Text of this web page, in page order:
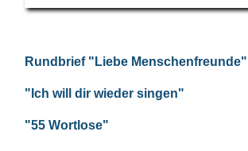
Rundbrief "Liebe
"Ich will dir wieder singen"
"55 Wortlose"